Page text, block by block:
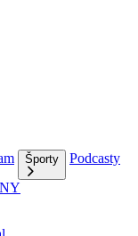
Športy
Podcasty